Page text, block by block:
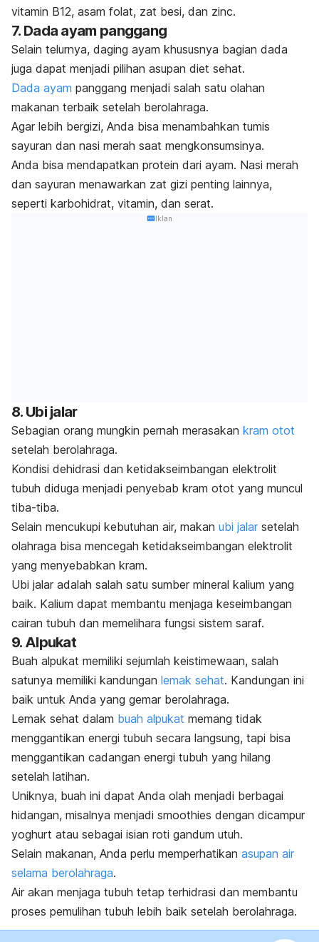
vitamin B12, asam folat, zat besi, dan zinc.
7. Dada ayam panggang
Selain telurnya, daging ayam khususnya bagian dada
juga dapat menjadi pilihan asupan diet sehat.
Dada ayam panggang menjadi salah satu olahan
makanan terbaik setelah berolahraga.
Agar lebih bergizi, Anda bisa menambahkan tumis
sayuran dan nasi merah saat mengkonsumsinya.
Anda bisa mendapatkan protein dari ayam. Nasi merah
dan sayuran menawarkan zat gizi penting lainnya,
seperti karbohidrat, vitamin, dan serat.
Iklan
8. Ubi jalar
Sebagian orang mungkin pernah merasakan kram otot
setelah berolahraga.
Kondisi dehidrasi dan ketidakseimbangan elektrolit
tubuh diduga menjadi penyebab kram otot yang muncul
tiba-tiba.
Selain mencukupi kebutuhan air, makan ubi jalar setelah
olahraga bisa mencegah ketidakseimbangan elektrolit
yang menyebabkan kram.
Ubi jalar adalah salah satu sumber mineral kalium yang
baik. Kalium dapat membantu menjaga keseimbangan
cairan tubuh dan memelihara fungsi sistem saraf.
9. Alpukat
Buah alpukat memiliki sejumlah keistimewaan, salah
satunya memiliki kandungan lemak sehat. Kandungan ini
baik untuk Anda yang gemar berolahraga.
Lemak sehat dalam buah alpukat memang tidak
menggantikan energi tubuh secara langsung, tapi bisa
menggantikan cadangan energi tubuh yang hilang
setelah latihan.
Uniknya, buah ini dapat Anda olah menjadi berbagai
hidangan, misalnya menjadi smoothies dengan dicampur
yoghurt atau sebagai isian roti gandum utuh.
Selain makanan, Anda perlu memperhatikan asupan air
selama berolahraga.
Air akan menjaga tubuh tetap terhidrasi dan membantu
proses pemulihan tubuh lebih baik setelah berolahraga.